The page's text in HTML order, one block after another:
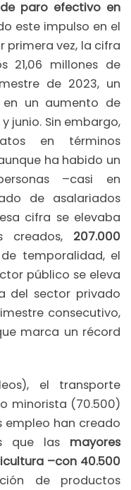
paro efectivo en
este impulso en el
primera vez, la cifra
21,06 millones de
de 2023, un
un aumento de
junio. Sin embargo,
en términos
ha habido un
–casi en
de asalariados
cifra se elevaba
creados, 207.000
temporalidad, el
público se eleva
del sector privado
consecutivo,
marca un récord
el transporte
minorista (70.500)
empleo han creado
que las mayores
–con 40.500
de productos